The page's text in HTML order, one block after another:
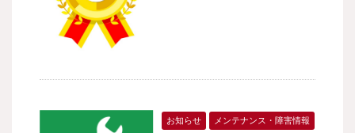
お知らせ メンテナンス・障害情報